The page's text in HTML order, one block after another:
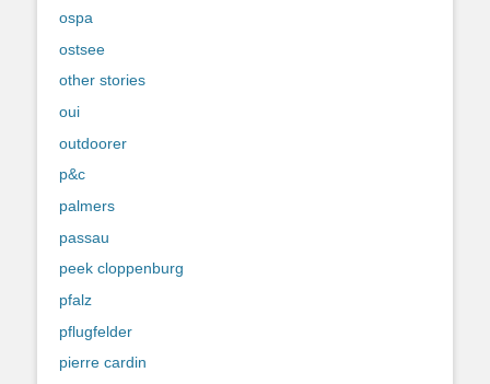
ospa
ostsee
other stories
oui
outdoorer
p&c
palmers
passau
peek cloppenburg
pfalz
pflugfelder
pierre cardin